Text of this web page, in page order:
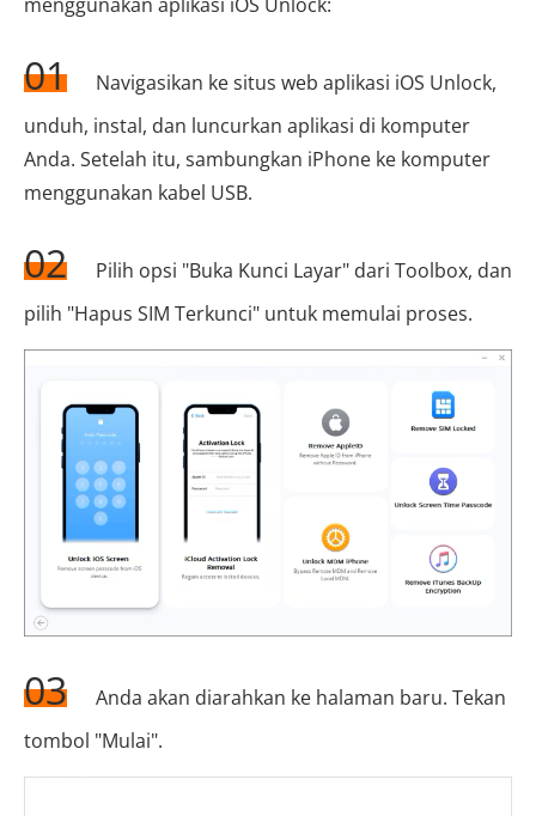
01
Navigasikan ke situs web aplikasi iOS Unlock,
unduh, instal, dan luncurkan aplikasi di komputer
Anda. Setelah itu, sambungkan iPhone ke komputer
menggunakan kabel USB.
02
Pilih opsi "Buka Kunci Layar" dari Toolbox, dan
pilih "Hapus SIM Terkunci" untuk memulai proses.
03
Anda akan diarahkan ke halaman baru. Tekan
tombol "Mulai".